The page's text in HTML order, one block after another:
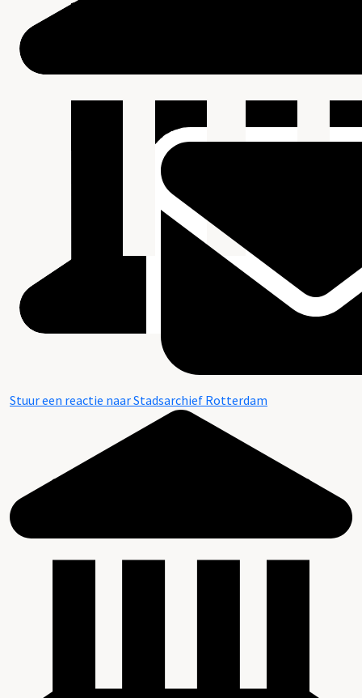
Beschrijving van de series en archiefbestanddelen
Stuur een reactie naar Stadsarchief Rotterdam